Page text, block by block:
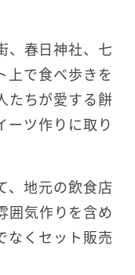
、春日神社、七
上で食べ歩きを
たちが愛する餅
ーツ作りに取り
、地元の飲食店
囲気作りを含め
なくセット販売